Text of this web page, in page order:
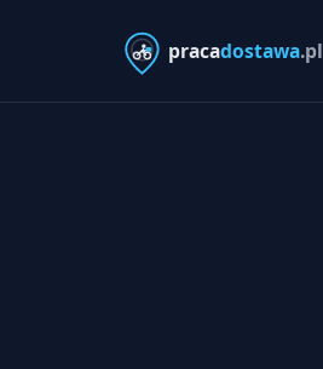
pracadostawa.pl